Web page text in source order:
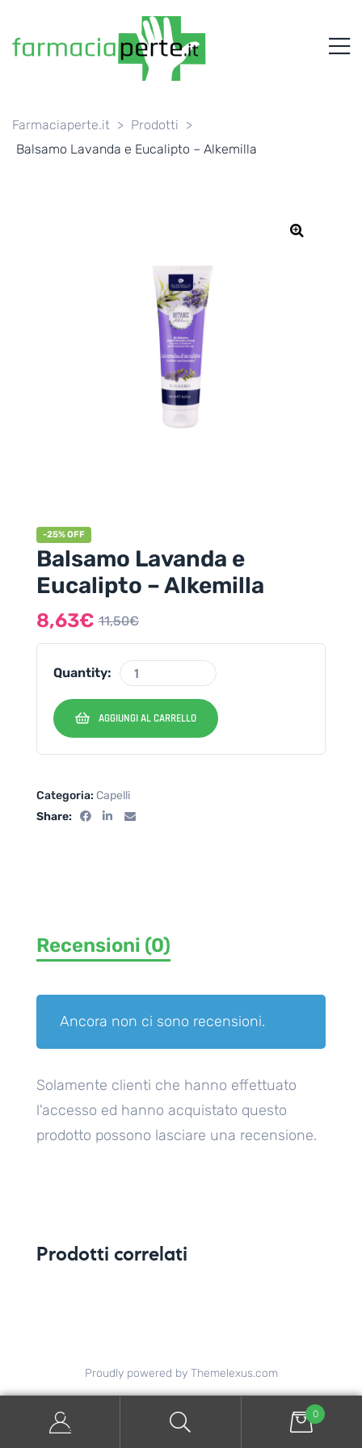
tutelando
Farmaciaperte.it > Prodotti >
Balsamo Lavanda e Eucalipto – Alkemilla
-25% OFF
Balsamo Lavanda e
Eucalipto – Alkemilla
11,50€
8,63€
Quantity:
AGGIUNGI AL CARRELLO
Categoria: Capelli
Share:
Recensioni (0)
Ancora non ci sono recensioni.
Solamente clienti che hanno effettuato
l'accesso ed hanno acquistato questo
prodotto possono lasciare una recensione.
Prodotti correlati
Proudly powered by Themelexus.com
0